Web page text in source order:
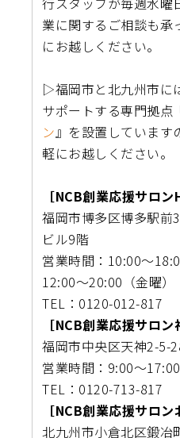
業に関するご相談も承
にお越しください。
▷福岡市と北九州市に
サポートする専門拠点
ン』を設置しています
軽にお越しください。
［NCB創業応援サロン
福岡市博多区博多駅前
ビル9階
営業時間：10:00〜
12:00〜20:00（金曜）
TEL：0120-012-817
［NCB創業応援サロン
福岡市中央区天神2-5-
営業時間：9:00～17:00
TEL：0120-713-817
［NCB創業応援サロン
北九州市小倉北区鍛冶